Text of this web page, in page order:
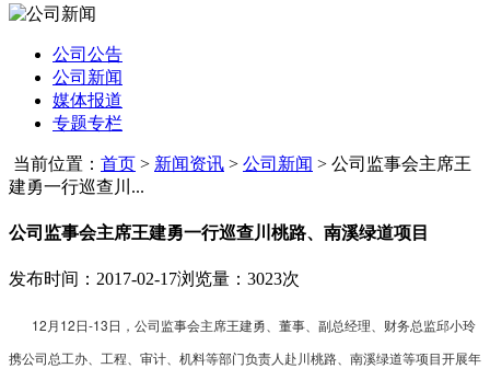
公司公告
公司新闻
媒体报道
专题专栏
当前位置： 首页 > 新闻资讯 > 公司新闻 > 公司监事会主席王
建勇一行巡查川...
公司监事会主席王建勇一行巡查川桃路、南溪绿道项目
发布时间：2017-02-17浏览量：3023次
12月12日-13日，公司监事会主席王建勇、董事、副总经理、财务总监邱小玲
携公司总工办、工程、审计、机料等部门负责人赴川桃路、南溪绿道等项目开展年